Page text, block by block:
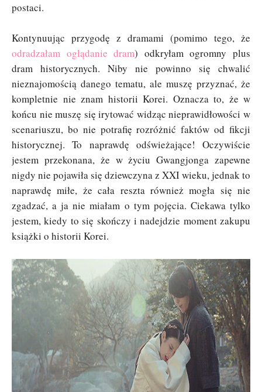
postaci.
Kontynuując przygodę z dramami (pomimo tego, że
odradzałam oglądanie dram) odkryłam ogromny plus
dram historycznych. Niby nie powinno się chwalić
nieznajomością danego tematu, ale muszę przyznać, że
kompletnie nie znam historii Korei. Oznacza to, że w
końcu nie muszę się irytować widząc nieprawidłowości w
scenariuszu, bo nie potrafię rozróżnić faktów od fikcji
historycznej. To naprawdę odświeżające! Oczywiście
jestem przekonana, że w życiu Gwangjonga zapewne
nigdy nie pojawiła się dziewczyna z XXI wieku, jednak to
naprawdę miłe, że cała reszta również mogła się nie
zgadzać, a ja nie miałam o tym pojęcia. Ciekawa tylko
jestem, kiedy to się skończy i nadejdzie moment zakupu
książki o historii Korei.